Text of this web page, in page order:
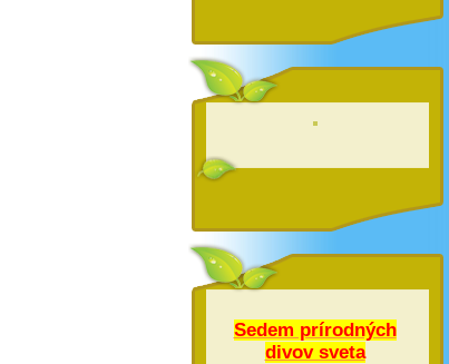
Sedem prírodných
divov sveta